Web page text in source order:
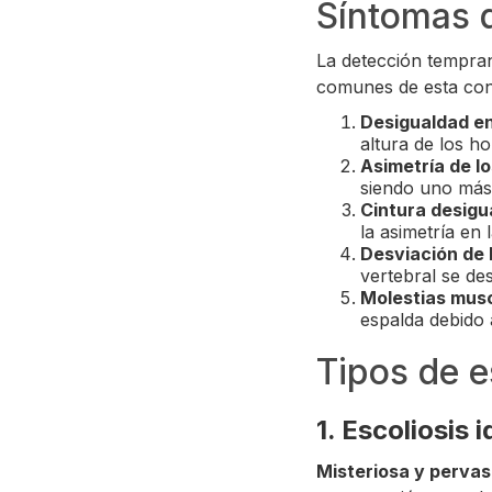
Síntomas
La detección
comunes de esta
Desigualdad
altura de los
Asimetría de
siendo uno
Cintura
la asimetría en
Desviación
vertebral se
Molestias
espalda
Tipos de
1. Escoliosis
Misteriosa y